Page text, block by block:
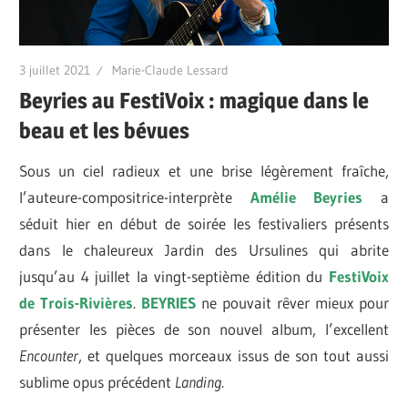
3 juillet 2021 Marie-Claude Lessard
Beyries au FestiVoix : magique dans le
beau et les bévues
Sous un ciel radieux et une brise légèrement fraîche,
l’auteure-compositrice-interprète Amélie Beyries a
séduit hier en début de soirée les festivaliers présents
dans le chaleureux Jardin des Ursulines qui abrite
jusqu’au 4 juillet la vingt-septième édition du FestiVoix
de Trois-Rivières. BEYRIES ne pouvait rêver mieux pour
présenter les pièces de son nouvel album, l’excellent
Encounter, et quelques morceaux issus de son tout aussi
sublime opus précédent Landing.